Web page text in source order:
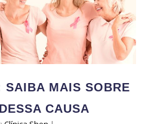
SAIBA MAIS SOBRE
CAUSA